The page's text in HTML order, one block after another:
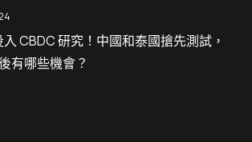
CBDC 研究！中國和泰國搶先測試，
有哪些機會？